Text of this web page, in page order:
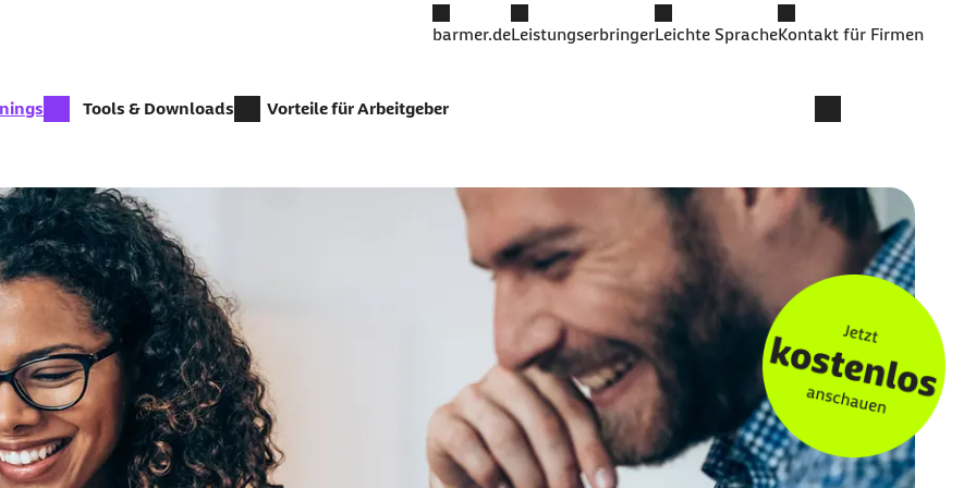
barmer.deLeistungserbringerLeichte SpracheKontakt für Firmen
Tools & Downloads Vorteile für Arbeitgeber